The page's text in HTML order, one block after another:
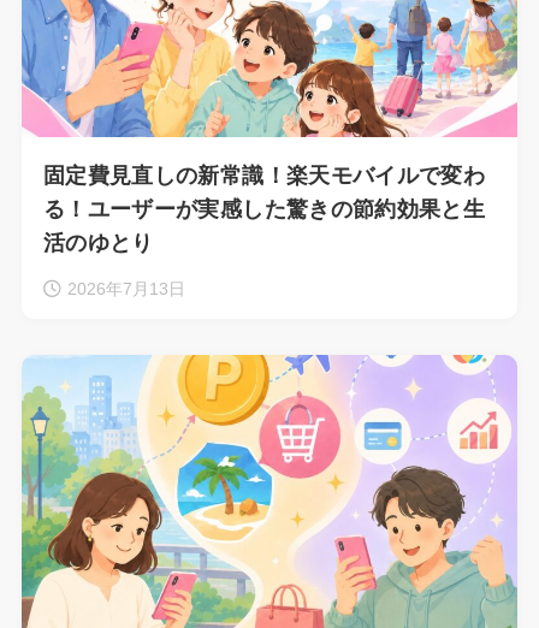
固定費見直しの新常識！楽天モバイルで変わ
る！ユーザーが実感した驚きの節約効果と生
活のゆとり
2026年7月13日